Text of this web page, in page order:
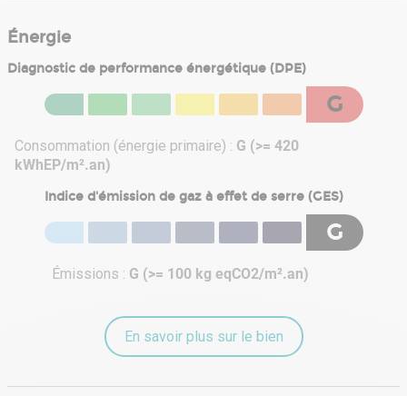
Énergie
Diagnostic de performance énergétique (DPE)
G
Consommation (énergie primaire) : G (>= 420
kWhEP/m².an)
Indice d'émission de gaz à effet de serre (GES)
G
Émissions : G (>= 100 kg eqCO2/m².an)
En savoir plus sur le bien